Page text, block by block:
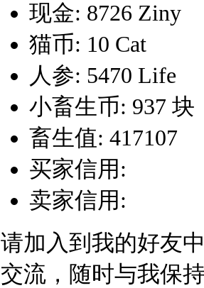
现金: 8726 Ziny
猫币: 10 Cat
人参: 5470 Life
小畜生币: 937 块
畜生值: 417107
买家信用:
卖家信用:
请加入到我的好友
交流，随时与我保